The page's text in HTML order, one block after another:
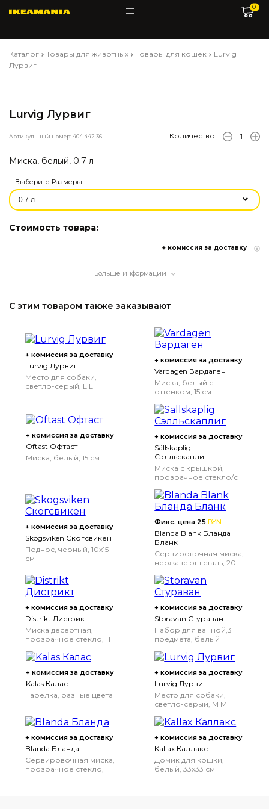
0
Каталог Товары для животных Товары для кошек
Lurvig
Лурвиг
Lurvig Лурвиг
Артикульный номер: 404.442.36 Количество:
Миска, белый, 0.7 л
Выберите Размеры:
Стоимость товара:
+ комиссия за доставку
Больше информации
С этим товаром также заказывают
+ комиссия за доставку
Lurvig Лурвиг
Место для собаки,
светло-серый, L L
+ комиссия за доставку
Vardagen Вардаген
Миска, белый с
оттенком, 15 см
+ комиссия за доставку
Oftast Офтаст
Миска, белый, 15 см
+ комиссия за доставку
Sällskaplig
Сэлльскаплиг
Миска с крышкой,
прозрачное стекло/с
+ комиссия за доставку
Skogsviken Скогсвикен
Поднос, черный, 10x15
см
Фикс. цена 25BYN
Blanda Blank Бланда
Бланк
Сервировочная миска,
нержавеющ сталь, 20
+ комиссия за доставку
Distrikt Дистрикт
Миска десертная,
прозрачное стекло, 11
+ комиссия за доставку
Storavan Стураван
Набор для ванной,3
предмета, белый
+ комиссия за доставку
Kalas Калас
Тарелка, разные цвета
+ комиссия за доставку
Lurvig Лурвиг
Место для собаки,
светло-серый, M M
+ комиссия за доставку
Blanda Бланда
Сервировочная миска,
прозрачное стекло,
+ комиссия за доставку
Kallax Каллакс
Домик для кошки,
белый, 33x33 см